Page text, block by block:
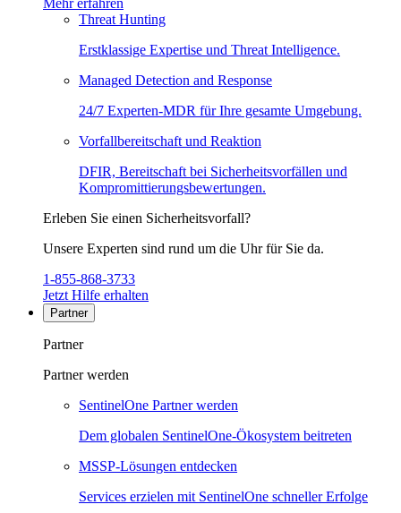
Mehr erfahren
Threat Hunting
Erstklassige Expertise und Threat Intelligence.
Managed Detection and Response
24/7 Experten-MDR für Ihre gesamte Umgebung.
Vorfallbereitschaft und Reaktion
DFIR, Bereitschaft bei Sicherheitsvorfällen und
Kompromittierungsbewertungen.
Erleben Sie einen Sicherheitsvorfall?
Unsere Experten sind rund um die Uhr für Sie da.
1-855-868-3733
Jetzt Hilfe erhalten
Partner
Partner
Partner werden
SentinelOne Partner werden
Dem globalen SentinelOne-Ökosystem beitreten
MSSP-Lösungen entdecken
Services erzielen mit SentinelOne schneller Erfolge